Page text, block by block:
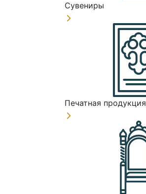
Сувениры
Печатная продукция